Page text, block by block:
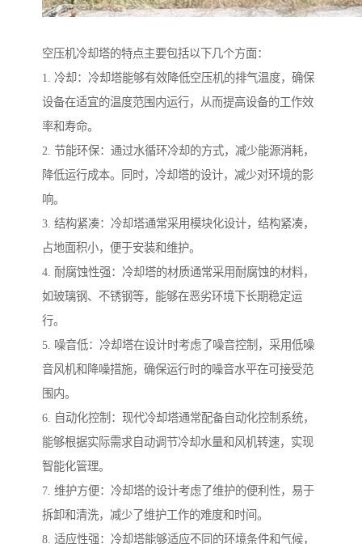
空压机冷却塔的特点主要包括以下几个方面：
1. 冷却：冷却塔能够有效降低空压机的排气温度，确保
设备在适宜的温度范围内运行，从而提高设备的工作效
率和寿命。
2. 节能环保：通过水循环冷却的方式，减少能源消耗，
降低运行成本。同时，冷却塔的设计，减少对环境的影
响。
3. 结构紧凑：冷却塔通常采用模块化设计，结构紧凑，
占地面积小，便于安装和维护。
4. 耐腐蚀性强：冷却塔的材质通常采用耐腐蚀的材料，
如玻璃钢、不锈钢等，能够在恶劣环境下长期稳定运
行。
5. 噪音低：冷却塔在设计时考虑了噪音控制，采用低噪
音风机和降噪措施，确保运行时的噪音水平在可接受范
围内。
6. 自动化控制：现代冷却塔通常配备自动化控制系统，
能够根据实际需求自动调节冷却水量和风机转速，实现
智能化管理。
7. 维护方便：冷却塔的设计考虑了维护的便利性，易于
拆卸和清洗，减少了维护工作的难度和时间。
8. 适应性强：冷却塔能够适应不同的环境条件和气候，